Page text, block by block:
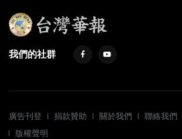
我們的社群
廣告刊登 捐款贊助 關於我們 聯絡我們
版權聲明